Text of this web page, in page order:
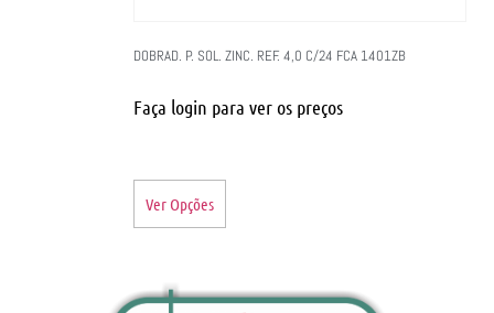
DOBRAD. P. SOL. ZINC. REF. 4,0 C/24 FCA 1401ZB
Faça login para ver os preços
Ver Opções